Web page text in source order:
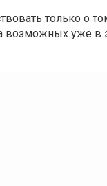
только о
возможных уже в